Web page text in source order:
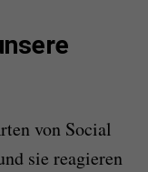
von Social
sie reagieren